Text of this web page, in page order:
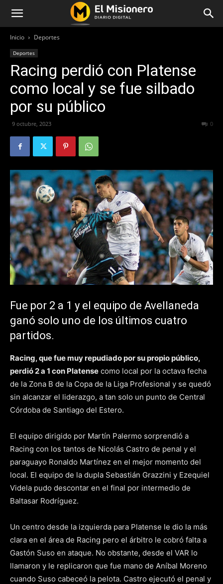
Inicio Deportes
Deportes
Racing perdió con Platense
como local y se fue silbado
por su público
9 octubre, 2023 0
Fue por 2 a 1 y el equipo de Avellaneda
ganó solo uno de los últimos cuatro
partidos.
Racing, que fue muy repudiado por su propio público,
perdió 2 a 1 con Platense como local por la octava fecha
de la Zona B de la Copa de la Liga Profesional y se quedó
sin alcanzar el liderazgo, a tan solo un punto de Central
Córdoba de Santiago del Estero.
El equipo dirigido por Martín Palermo sorprendió a
Racing con los tantos de Nicolás Castro de penal y el
paraguayo Ronaldo Martínez en el mejor momento del
local. El equipo de la dupla Sebastián Grazzini y Ezequiel
Videla pudo descontar en el final por intermedio de
Baltasar Rodríguez.
Un centro desde la izquierda para Platense le dio la más
clara en el área de Racing pero el árbitro le cobró falta a
Gastón Suso en ataque. No obstante, desde el VAR lo
llamaron y le replicaron que fue mano de Aníbal Moreno
cuando Suso cabeceó la pelota. Castro ejecutó el penal y